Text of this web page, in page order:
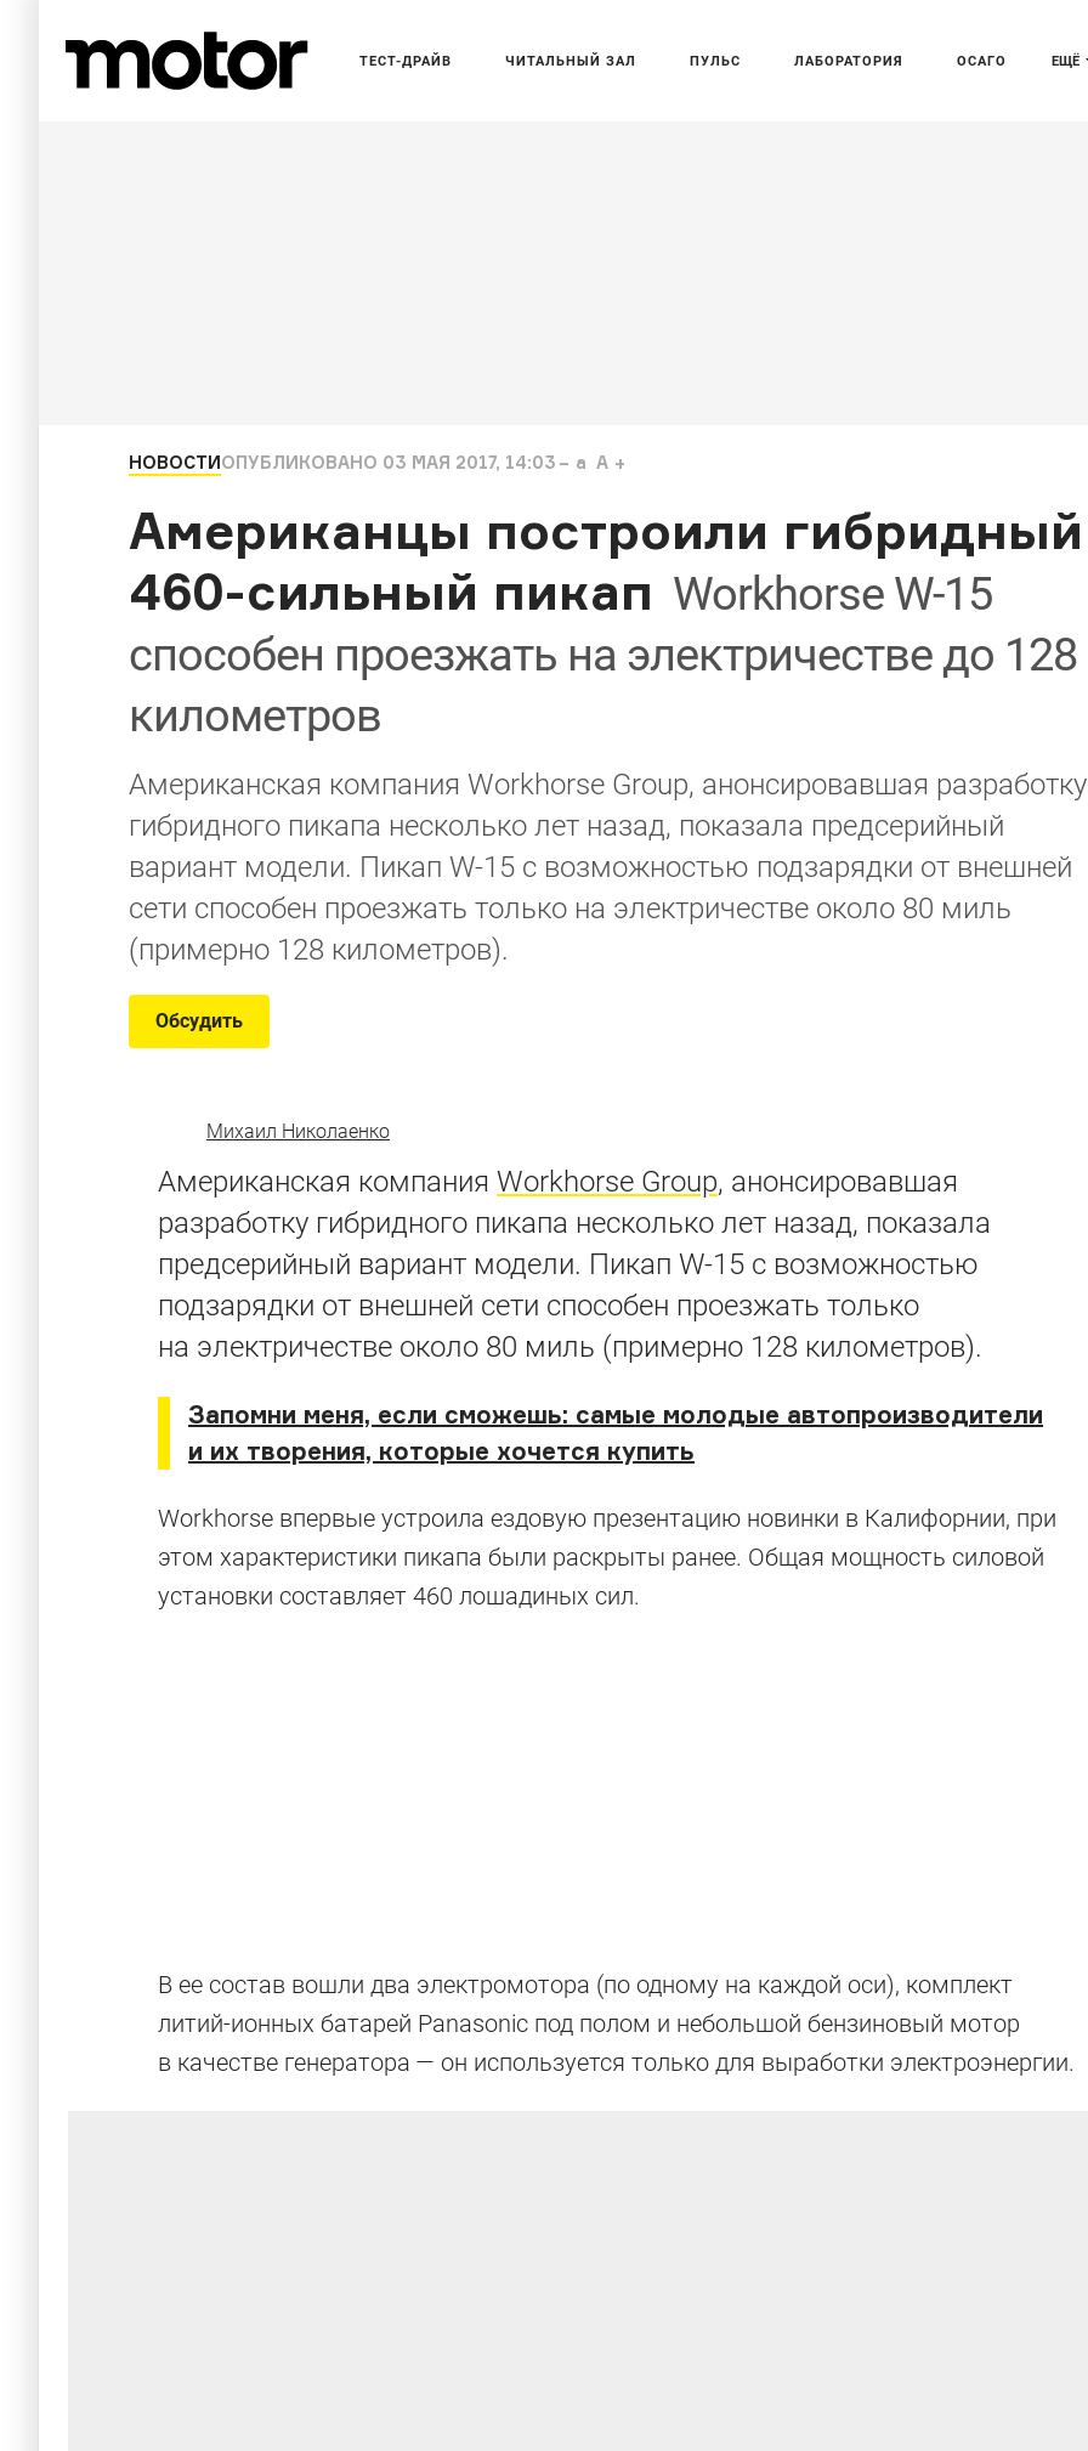
ЕЩЁ
ТЕСТ-ДРАЙВ ЧИТАЛЬНЫЙ ЗАЛ ПУЛЬС ЛАБОРАТОРИЯ ОСАГО
НОВОСТИОПУБЛИКОВАНО 03 МАЯ 2017, 14:03 a A
Американцы построили гибридный
460-сильный пикап Workhorse W-15
способен проезжать на электричестве до 128
километров
Американская компания Workhorse Group, анонсировавшая разработку
гибридного пикапа несколько лет назад, показала предсерийный
вариант модели. Пикап W-15 с возможностью подзарядки от внешней
сети способен проезжать только на электричестве около 80 миль
(примерно 128 километров).
Обсудить
Михаил Николаенко
Американская компания Workhorse Group, анонсировавшая
разработку гибридного пикапа несколько лет назад, показала
предсерийный вариант модели. Пикап W-15 с возможностью
подзарядки от внешней сети способен проезжать только
на электричестве около 80 миль (примерно 128 километров).
Запомни меня, если сможешь: самые молодые автопроизводители
и их творения, которые хочется купить
Workhorse впервые устроила ездовую презентацию новинки в Калифорнии, при
этом характеристики пикапа были раскрыты ранее. Общая мощность силовой
установки составляет 460 лошадиных сил.
В ее состав вошли два электромотора (по одному на каждой оси), комплект
литий-ионных батарей Panasonic под полом и небольшой бензиновый мотор
в качестве генератора — он используется только для выработки электроэнергии.